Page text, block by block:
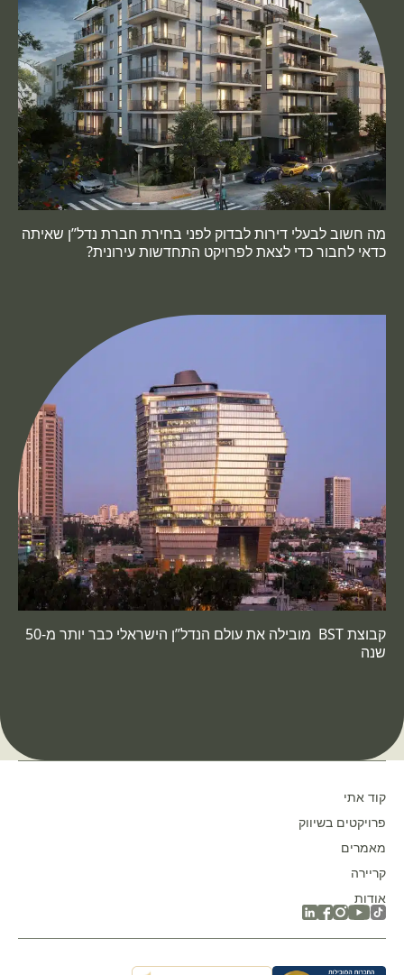
מה חשוב לבעלי דירות לבדוק לפני בחירת חברת נדל”ן שאיתה
כדאי לחבור כדי לצאת לפרויקט התחדשות עירונית?
קבוצת BST מובילה את עולם הנדל”ן הישראלי כבר יותר מ-50
שנה
אודות
קריירה
מאמרים
פרויקטים בשיווק
קוד אתי